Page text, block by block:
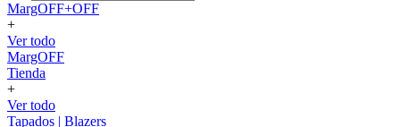
MargOFF+OFF
+
Ver todo
MargOFF
Tienda
+
Ver todo
Tapados | Blazers